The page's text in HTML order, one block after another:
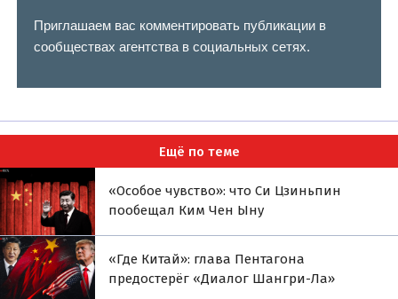
Приглашаем вас комментировать публикации в
сообществах агентства в социальных сетях.
Ещё по теме
«Особое чувство»: что Си Цзиньпин
пообещал Ким Чен Ыну
«Где Китай»: глава Пентагона
предостерёг «Диалог Шангри-Ла»